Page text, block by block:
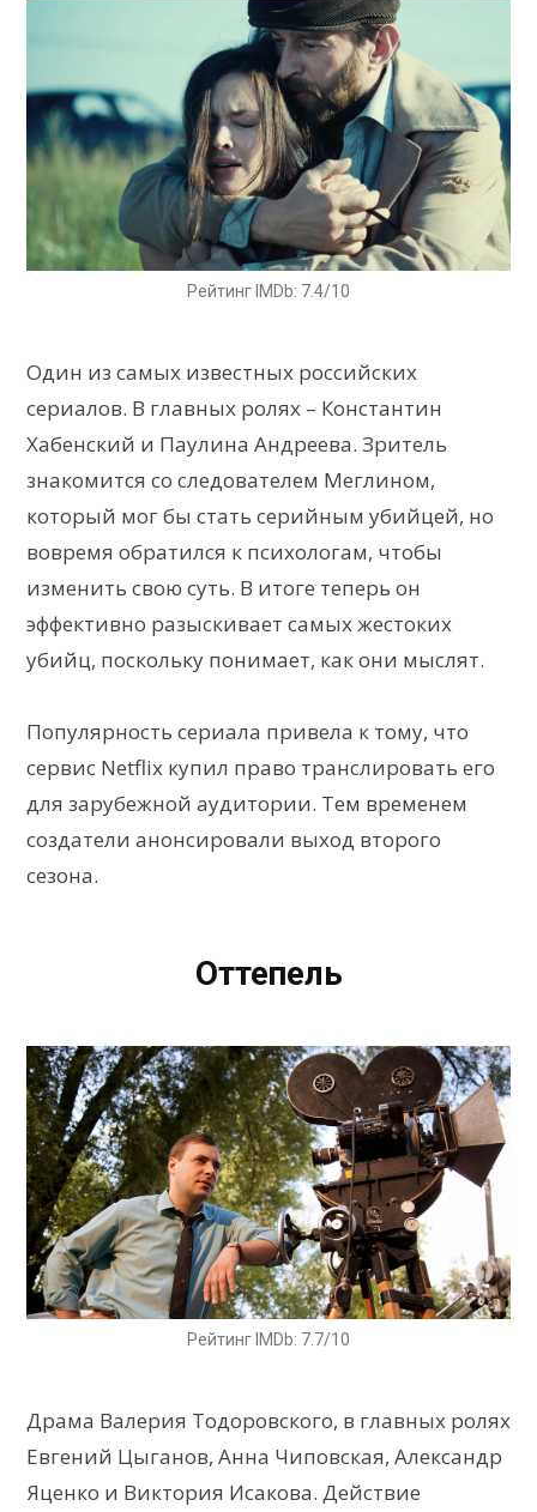
Рейтинг IMDb: 7.4/10
Один из самых известных российских
сериалов. В главных ролях – Константин
Хабенский и Паулина Андреева. Зритель
знакомится со следователем Меглином,
который мог бы стать серийным убийцей, но
вовремя обратился к психологам, чтобы
изменить свою суть. В итоге теперь он
эффективно разыскивает самых жестоких
убийц, поскольку понимает, как они мыслят.
Популярность сериала привела к тому, что
сервис Netflix купил право транслировать его
для зарубежной аудитории. Тем временем
создатели анонсировали выход второго
сезона.
Оттепель
Рейтинг IMDb: 7.7/10
Драма Валерия Тодоровского, в главных ролях
Евгений Цыганов, Анна Чиповская, Александр
Яценко и Виктория Исакова. Действие